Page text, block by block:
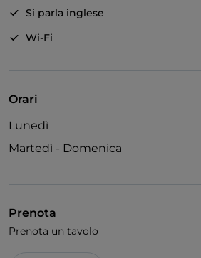
Si parla inglese
Wi-Fi
Orari
Lunedì
Martedì - Domenica
Prenota
Prenota un tavolo